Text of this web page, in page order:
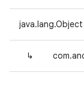
java.lang.Object
↳